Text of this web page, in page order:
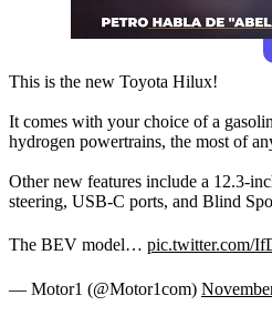
This is the new Toyota Hilux!
It comes with your choice of a
hydrogen powertrains, the most of
Other new features include a 12.3-
steering, USB-C ports, and Blind
The BEV model… pic.twitter.com/
— Motor1 (@Motor1com)